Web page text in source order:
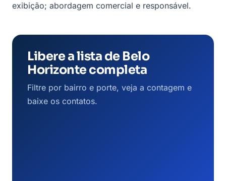
exibição; abordagem comercial e responsável.
Libere a lista de Belo
Horizonte completa
Filtre por bairro e porte, veja a contagem e
baixe os contatos.